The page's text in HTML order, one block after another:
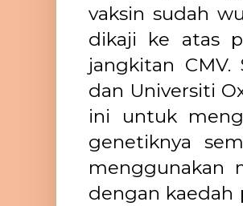
vaksin sudah
dikaji ke atas
jangkitan
dan Universiti
ini untuk
genetiknya
menggunakan
dengan kaedah